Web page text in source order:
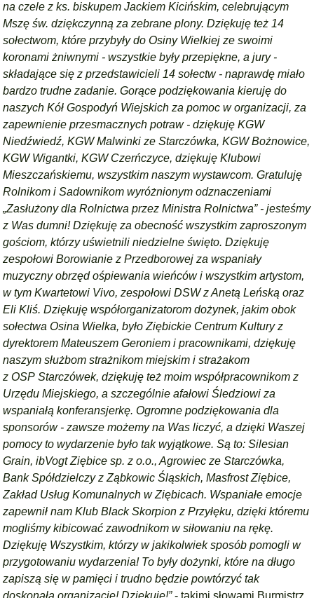
na czele z ks. biskupem Jackiem Kicińskim, celebrującym
Mszę św. dziękczynną za zebrane plony. Dziękuję też 14
sołectwom, które przybyły do Osiny Wielkiej ze swoimi
koronami żniwnymi - wszystkie były przepiękne, a jury -
składające się z przedstawicieli 14 sołectw - naprawdę miało
bardzo trudne zadanie. Gorące podziękowania kieruję do
naszych Kół Gospodyń Wiejskich za pomoc w organizacji, za
zapewnienie przesmacznych potraw - dziękuję KGW
Niedźwiedź, KGW Malwinki ze Starczówka, KGW Bożnowice,
KGW Wigantki, KGW Czerńczyce, dziękuję Klubowi
Mieszczańskiemu, wszystkim naszym wystawcom. Gratuluję
Rolnikom i Sadownikom wyróżnionym odznaczeniami
„Zasłużony dla Rolnictwa przez Ministra Rolnictwa” - jesteśmy
z Was dumni! Dziękuję za obecność wszystkim zaproszonym
gościom, którzy uświetnili niedzielne święto. Dziękuję
zespołowi Borowianie z Przedborowej za wspaniały
muzyczny obrzęd ośpiewania wieńców i wszystkim artystom,
w tym Kwartetowi Vivo, zespołowi DSW z Anetą Leńską oraz
Eli Kliś. Dziękuję współorganizatorom dożynek, jakim obok
sołectwa Osina Wielka, było Ziębickie Centrum Kultury z
dyrektorem Mateuszem Geroniem i pracownikami, dziękuję
naszym służbom strażnikom miejskim i strażakom
z OSP Starczówek, dziękuję też moim współpracownikom z
Urzędu Miejskiego, a szczególnie afałowi Śledziowi za
wspaniałą konferansjerkę. Ogromne podziękowania dla
sponsorów - zawsze możemy na Was liczyć, a dzięki Waszej
pomocy to wydarzenie było tak wyjątkowe. Są to: Silesian
Grain, ibVogt Ziębice sp. z o.o., Agrowiec ze Starczówka,
Bank Spółdzielczy z Ząbkowic Śląskich, Masfrost Ziębice,
Zakład Usług Komunalnych w Ziębicach. Wspaniałe emocje
zapewnił nam Klub Black Skorpion z Przyłęku, dzięki któremu
mogliśmy kibicować zawodnikom w siłowaniu na rękę.
Dziękuję Wszystkim, którzy w jakikolwiek sposób pomogli w
przygotowaniu wydarzenia! To były dożynki, które na długo
zapiszą się w pamięci i trudno będzie powtórzyć tak
doskonałą organizację! Dziękuję!”- takimi słowami Burmistrz